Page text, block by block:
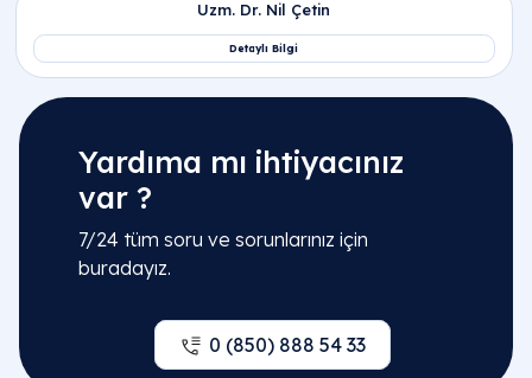
Yardıma mı ihtiyacınız
var ?
7/24 tüm soru ve sorunlarınız için
buradayız.
0 (850) 888 54 33